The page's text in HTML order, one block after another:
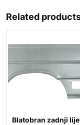
Related
Blatobran zadnji